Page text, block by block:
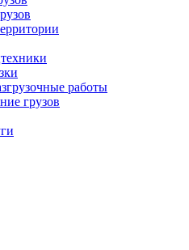
работы
грузов